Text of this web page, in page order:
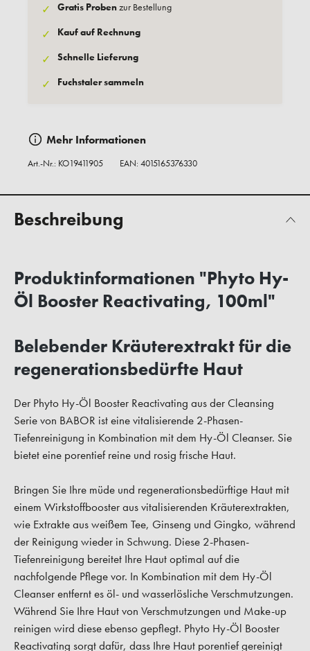
✓ Gratis Probenzur Bestellung
✓ Kauf auf Rechnung
✓ Schnelle Lieferung
✓ Fuchstaler sammeln
Mehr Informationen
Art.-Nr.: KO19411905 EAN: 4015165376330
Beschreibung
Produktinformationen "Phyto Hy-
Öl Booster Reactivating, 100ml"
Belebender Kräuterextrakt für die
regenerationsbedürfte Haut
Der Phyto Hy-Öl Booster Reactivating aus der Cleansing
Serie von BABOR ist eine vitalisierende 2-Phasen-
Tiefenreinigung in Kombination mit dem Hy-Öl Cleanser. Sie
bietet eine porentief reine und rosig frische Haut.
Bringen Sie Ihre müde und regenerationsbedürftige Haut mit
einem Wirkstoffbooster aus vitalisierenden Kräuterextrakten,
wie Extrakte aus weißem Tee, Ginseng und Gingko, während
der Reinigung wieder in Schwung. Diese 2-Phasen-
Tiefenreinigung bereitet Ihre Haut optimal auf die
nachfolgende Pflege vor. In Kombination mit dem Hy-Öl
Cleanser entfernt es öl- und wasserlösliche Verschmutzungen.
Während Sie Ihre Haut von Verschmutzungen und Make-up
reinigen wird diese ebenso gepflegt. Phyto Hy-Öl Booster
Reactivating sorgt dafür, dass Ihre Haut porentief gereinigt